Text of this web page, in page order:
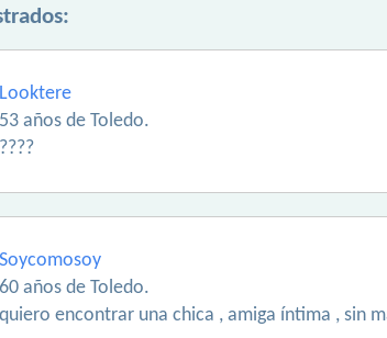
Looktere
53 años de Toledo.
????
Soycomosoy
60 años de Toledo.
quiero encontrar una chica , amiga íntima , sin